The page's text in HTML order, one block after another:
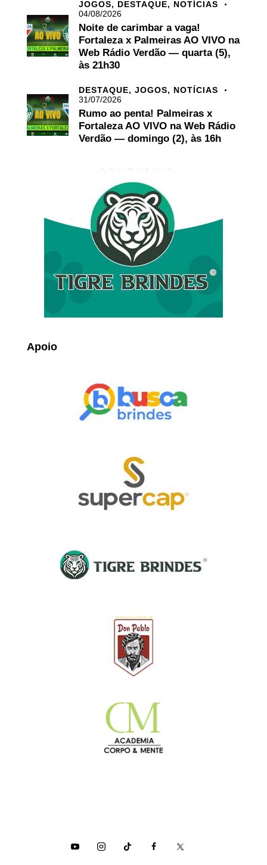
JOGOS, DESTAQUE, NOTÍCIAS
04/08/2026
Noite de carimbar a vaga!
Fortaleza x Palmeiras AO VIVO na
Web Rádio Verdão — quarta (5),
às 21h30
DESTAQUE, JOGOS, NOTÍCIAS
31/07/2026
Rumo ao penta! Palmeiras x
Fortaleza AO VIVO na Web Rádio
Verdão — domingo (2), às 16h
Apoio